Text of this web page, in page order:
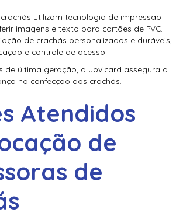
utilizam tecnologia de impressão
imagens e texto para cartões de PVC.
de crachás personalizados e duráveis,
e controle de acesso.
de última geração, a Jovicard assegura a
na confecção dos crachás.
Atendidos
de
de